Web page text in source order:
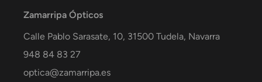
Zamarripa Ópticos
Calle Pablo Sarasate, 10, 31500 Tudela, Navarra
948 84 83 27
optica@zamarripa.es